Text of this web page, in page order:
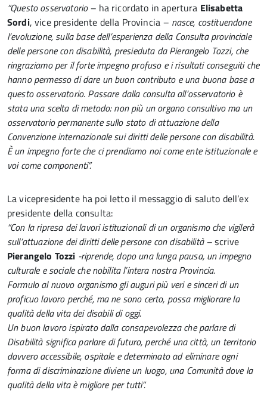
“Questo osservatorio – ha ricordato in apertura Elisabetta
Sordi, vice presidente della Provincia – nasce, costituendone
l’evoluzione, sulla base dell’esperienza della Consulta provinciale
delle persone con disabilità, presieduta da Pierangelo Tozzi, che
ringraziamo per il forte impegno profuso e i risultati conseguiti che
hanno permesso di dare un buon contributo e una buona base a
questo osservatorio. Passare dalla consulta all’osservatorio è
stata una scelta di metodo: non più un organo consultivo ma un
osservatorio permanente sullo stato di attuazione della
Convenzione internazionale sui diritti delle persone con disabilità.
È un impegno forte che ci prendiamo noi come ente istituzionale e
voi come componenti”.
La vicepresidente ha poi letto il messaggio di saluto dell’ex
presidente della consulta:
“Con la ripresa dei lavori istituzionali di un organismo che vigilerà
sull’attuazione dei diritti delle persone con disabilità –scrive
Pierangelo Tozzi -riprende, dopo una lunga pausa, un impegno
culturale e sociale che nobilita l’intera nostra Provincia.
Formulo al nuovo organismo gli auguri più veri e sinceri di un
proficuo lavoro perché, ma ne sono certo, possa migliorare la
qualità della vita dei disabili di oggi.
Un buon lavoro ispirato dalla consapevolezza che parlare di
Disabilità significa parlare di futuro, perché una città, un territorio
davvero accessibile, ospitale e determinato ad eliminare ogni
forma di discriminazione diviene un luogo, una Comunità dove la
qualità della vita è migliore per tutti”.